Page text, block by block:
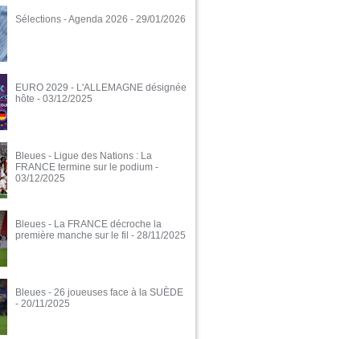
Sélections - Agenda 2026 - 29/01/2026
EURO 2029 - L'ALLEMAGNE désignée
hôte - 03/12/2025
Bleues - Ligue des Nations : La
FRANCE termine sur le podium -
03/12/2025
Bleues - La FRANCE décroche la
première manche sur le fil - 28/11/2025
Bleues - 26 joueuses face à la SUÈDE
- 20/11/2025